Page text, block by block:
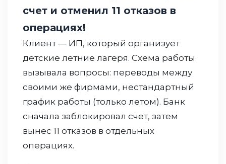
счет и отменил 11 отказов в
операциях!
Клиент — ИП, который организует
детские летние лагеря. Схема работы
вызывала вопросы: переводы между
своими же фирмами, нестандартный
график работы (только летом). Банк
сначала заблокировал счет, затем
вынес 11 отказов в отдельных
операциях.